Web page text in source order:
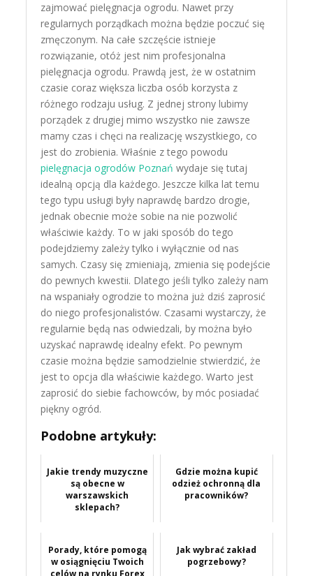
zajmować pielęgnacja ogrodu. Nawet przy
regularnych porządkach można będzie poczuć się
zmęczonym. Na całe szczęście istnieje
rozwiązanie, otóż jest nim profesjonalna
pielęgnacja ogrodu. Prawdą jest, że w ostatnim
czasie coraz większa liczba osób korzysta z
różnego rodzaju usług. Z jednej strony lubimy
porządek z drugiej mimo wszystko nie zawsze
mamy czas i chęci na realizację wszystkiego, co
jest do zrobienia. Właśnie z tego powodu
pielęgnacja ogrodów Poznań wydaje się tutaj
idealną opcją dla każdego. Jeszcze kilka lat temu
tego typu usługi były naprawdę bardzo drogie,
jednak obecnie może sobie na nie pozwolić
właściwie każdy. To w jaki sposób do tego
podejdziemy zależy tylko i wyłącznie od nas
samych. Czasy się zmieniają, zmienia się podejście
do pewnych kwestii. Dlatego jeśli tylko zależy nam
na wspaniały ogrodzie to można już dziś zaprosić
do niego profesjonalistów. Czasami wystarczy, że
regularnie będą nas odwiedzali, by można było
uzyskać naprawdę idealny efekt. Po pewnym
czasie można będzie samodzielnie stwierdzić, że
jest to opcja dla właściwie każdego. Warto jest
zaprosić do siebie fachowców, by móc posiadać
piękny ogród.
Podobne artykuły:
Jakie trendy muzyczne
są obecne w
warszawskich
sklepach?
Gdzie można kupić
odzież ochronną dla
pracowników?
Porady, które pomogą
w osiągnięciu Twoich
Jak wybrać zakład
pogrzebowy?